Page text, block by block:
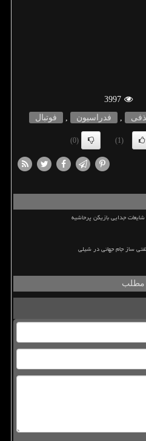
3997
, فدراسیون , فوتبال
(1)
(0)
جدایی بازیکن پرحاشیه
ساز جام جهانی در شیلی
مطلب